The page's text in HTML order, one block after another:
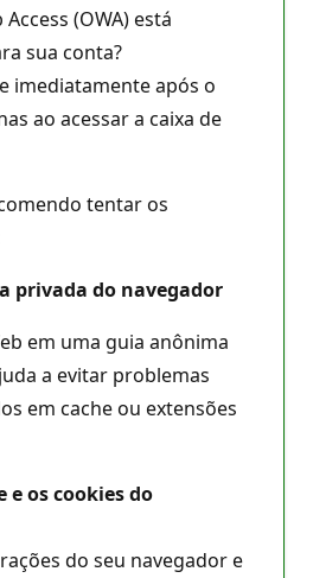
(OWA) está
sua conta?
imediatamente após o
ao acessar a caixa de
tentar os
privada do navegador
em uma guia anônima
a evitar problemas
em cache ou extensões
e os cookies do
do seu navegador e